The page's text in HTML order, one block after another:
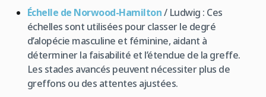
Échelle de Norwood-Hamilton/ Ludwig : Ces
échelles sont utilisées pour classer le degré
d’alopécie masculine et féminine, aidant à
déterminer la faisabilité et l’étendue de la greffe.
Les stades avancés peuvent nécessiter plus de
greffons ou des attentes ajustées.